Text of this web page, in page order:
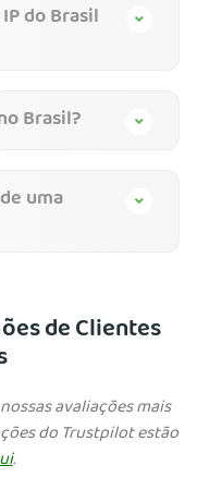
do Brasil
Brasil?
uma
de Clientes
avaliações mais
do Trustpilot estão
.